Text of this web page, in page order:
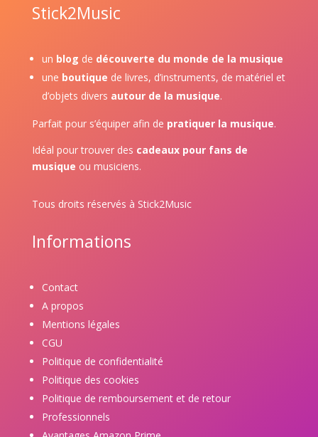
Stick2Music
un blog de découverte du monde de la musique
une boutique de livres, d’instruments, de matériel et
d’objets divers autour de la musique.
Parfait pour s’équiper afin de pratiquer la musique.
Idéal pour trouver des cadeaux pour fans de
musique ou musiciens.
Tous droits réservés à Stick2Music
Informations
Contact
A propos
Mentions légales
CGU
Politique de confidentialité
Politique des cookies
Politique de remboursement et de retour
Professionnels